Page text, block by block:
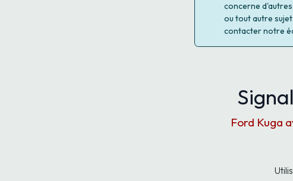
concerne
ou tout autre
contacter notre
Ford Kuga